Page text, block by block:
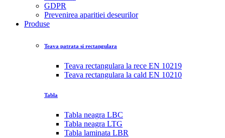
GDPR
Prevenirea aparitiei deseurilor
Produse
Teava patrata si rectangulara
Teava rectangulara la rece EN 10219
Teava rectangulara la cald EN 10210
Tabla
Tabla neagra LBC
Tabla neagra LTG
Tabla laminata LBR